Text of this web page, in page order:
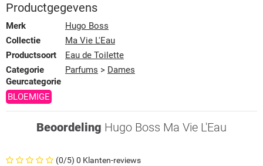
Productgegevens
Merk
Hugo Boss
Collectie
Ma Vie L'Eau
Productsoort
Eau de Toilette
Categorie
Parfums > Dames
Geurcategorie
BLOEMIGE
Beoordeling Hugo Boss Ma Vie L'Eau
(0/5) 0 Klanten-reviews